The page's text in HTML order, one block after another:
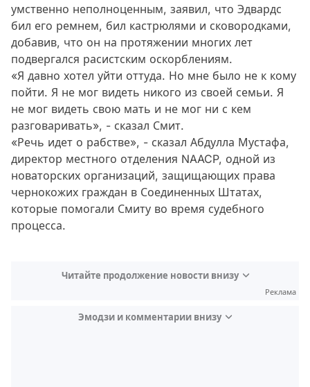
умственно неполноценным, заявил, что Эдвардс
бил его ремнем, бил кастрюлями и сковородками,
добавив, что он на протяжении многих лет
подвергался расистским оскорблениям.
«Я давно хотел уйти оттуда. Но мне было не к кому
пойти. Я не мог видеть никого из своей семьи. Я
не мог видеть свою мать и не мог ни с кем
разговаривать», - сказал Смит.
«Речь идет о рабстве», - сказал Абдулла Мустафа,
директор местного отделения NAACP, одной из
новаторских организаций, защищающих права
чернокожих граждан в Соединенных Штатах,
которые помогали Смиту во время судебного
процесса.
Читайте продолжение новости внизу
Реклама
Эмодзи и комментарии внизу